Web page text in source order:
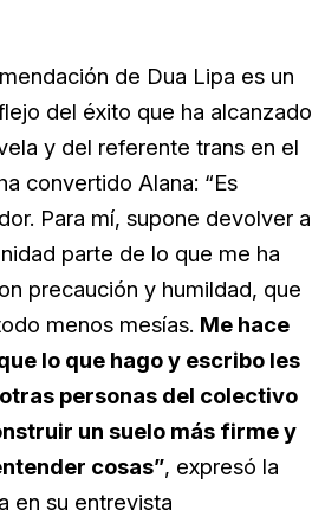
de Dua Lipa es un
del éxito que ha alcanzado
y del referente trans en el
convertido Alana: “Es
Para mí, supone devolver a
parte de lo que me ha
precaución y humildad, que
menos mesías. Me hace
lo que hago y escribo les
personas del colectivo
un suelo más firme y
cosas”, expresó la
en su entrevista